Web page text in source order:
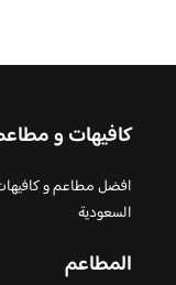
كافيهات و
افضل مطاعم و
السعودية
المطاعم